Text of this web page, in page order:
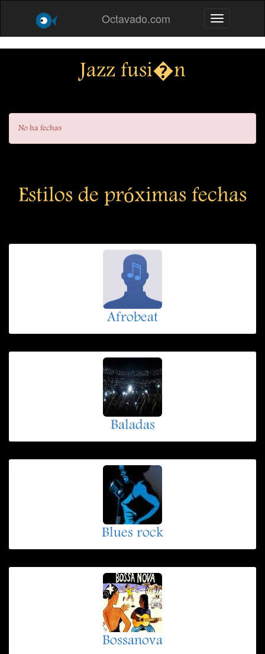
Octavado.com Toggle
Jazz fusi�n
No ha fechas
Estilos de próximas fechas
Afrobeat
Baladas
Blues rock
Bossanova